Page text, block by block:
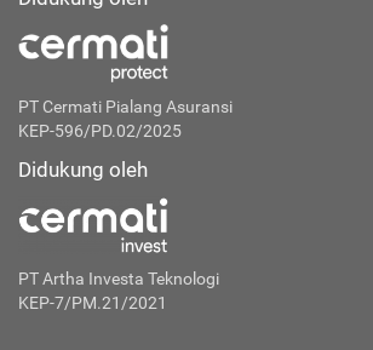
PT Cermati Pialang Asuransi
KEP-596/PD.02/2025
Didukung oleh
PT Artha Investa Teknologi
KEP-7/PM.21/2021